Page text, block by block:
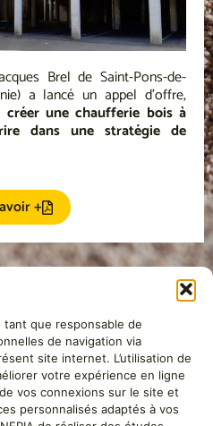
que responsable de
de navigation via
site internet. L’utilisation de
votre expérience en ligne
vos connexions sur le site et
personnalisés adaptés à vos
Brel de Saint-Pons-de-
a lancé un appel d’offre,
créer une chaufferie bois à
dans une stratégie de
+
, a développé une expertise
de l’offre de solutions
vous proposons des solutions